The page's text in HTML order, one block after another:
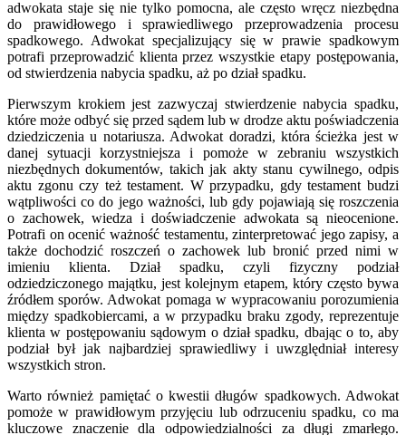
adwokata staje się nie tylko pomocna, ale często wręcz niezbędna
do prawidłowego i sprawiedliwego przeprowadzenia procesu
spadkowego. Adwokat specjalizujący się w prawie spadkowym
potrafi przeprowadzić klienta przez wszystkie etapy postępowania,
od stwierdzenia nabycia spadku, aż po dział spadku.
Pierwszym krokiem jest zazwyczaj stwierdzenie nabycia spadku,
które może odbyć się przed sądem lub w drodze aktu poświadczenia
dziedziczenia u notariusza. Adwokat doradzi, która ścieżka jest w
danej sytuacji korzystniejsza i pomoże w zebraniu wszystkich
niezbędnych dokumentów, takich jak akty stanu cywilnego, odpis
aktu zgonu czy też testament. W przypadku, gdy testament budzi
wątpliwości co do jego ważności, lub gdy pojawiają się roszczenia
o zachowek, wiedza i doświadczenie adwokata są nieocenione.
Potrafi on ocenić ważność testamentu, zinterpretować jego zapisy, a
także dochodzić roszczeń o zachowek lub bronić przed nimi w
imieniu klienta. Dział spadku, czyli fizyczny podział
odziedziczonego majątku, jest kolejnym etapem, który często bywa
źródłem sporów. Adwokat pomaga w wypracowaniu porozumienia
między spadkobiercami, a w przypadku braku zgody, reprezentuje
klienta w postępowaniu sądowym o dział spadku, dbając o to, aby
podział był jak najbardziej sprawiedliwy i uwzględniał interesy
wszystkich stron.
Warto również pamiętać o kwestii długów spadkowych. Adwokat
pomoże w prawidłowym przyjęciu lub odrzuceniu spadku, co ma
kluczowe znaczenie dla odpowiedzialności za długi zmarłego.